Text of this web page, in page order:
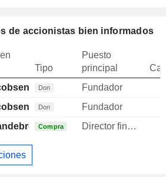
de accionistas bien informados
Tipo
Puesto
principal
Don
Fundador
Don
Fundador
Compra Director financiero